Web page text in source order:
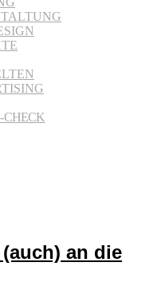
CHECK
an die